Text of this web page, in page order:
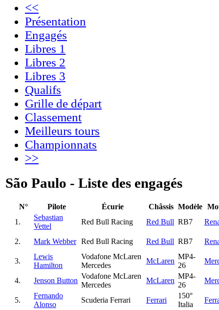
<<
Présentation
Engagés
Libres 1
Libres 2
Libres 3
Qualifs
Grille de départ
Classement
Meilleurs tours
Championnats
>>
São Paulo - Liste des engagés
N° Pilote Écurie Châssis Modèle
1.
Sebastian
Vettel
Red Bull Racing Red Bull RB7
2. Mark Webber Red Bull Racing Red Bull RB7
3.
Lewis
Hamilton
Vodafone McLaren
Mercedes
McLaren
MP4-
26
4. Jenson Button
Vodafone McLaren
Mercedes
McLaren
MP4-
26
5.
Fernando
Alonso
Scuderia Ferrari Ferrari
150°
Italia